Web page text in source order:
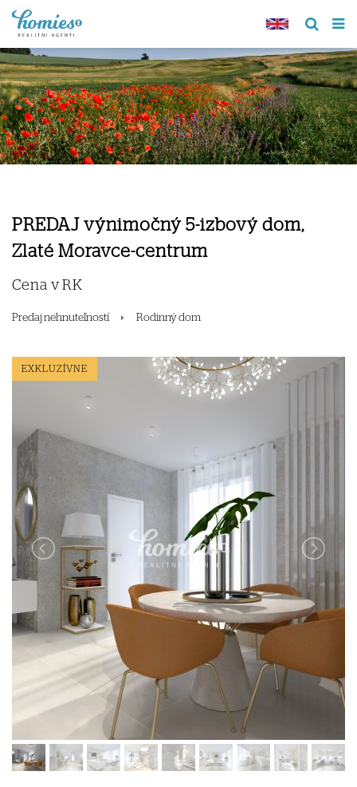
PREDAJ výnimočný 5-izbový dom,
Zlaté Moravce-centrum
Cena v RK
Predaj nehnuteľností Rodinný dom
EXKLUZÍVNE